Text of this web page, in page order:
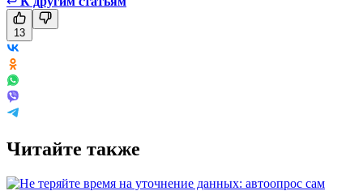
13
Читайте также